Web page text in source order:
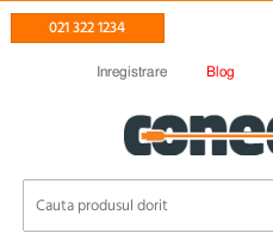
021 322 1234
Inregistrare Blog